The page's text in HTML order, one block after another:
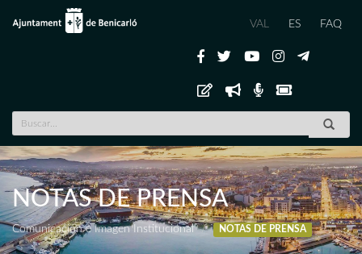
VAL ES FAQ
NOTAS DE PRENSA
Comunicación e Imagen Institucional NOTAS DE PRENSA